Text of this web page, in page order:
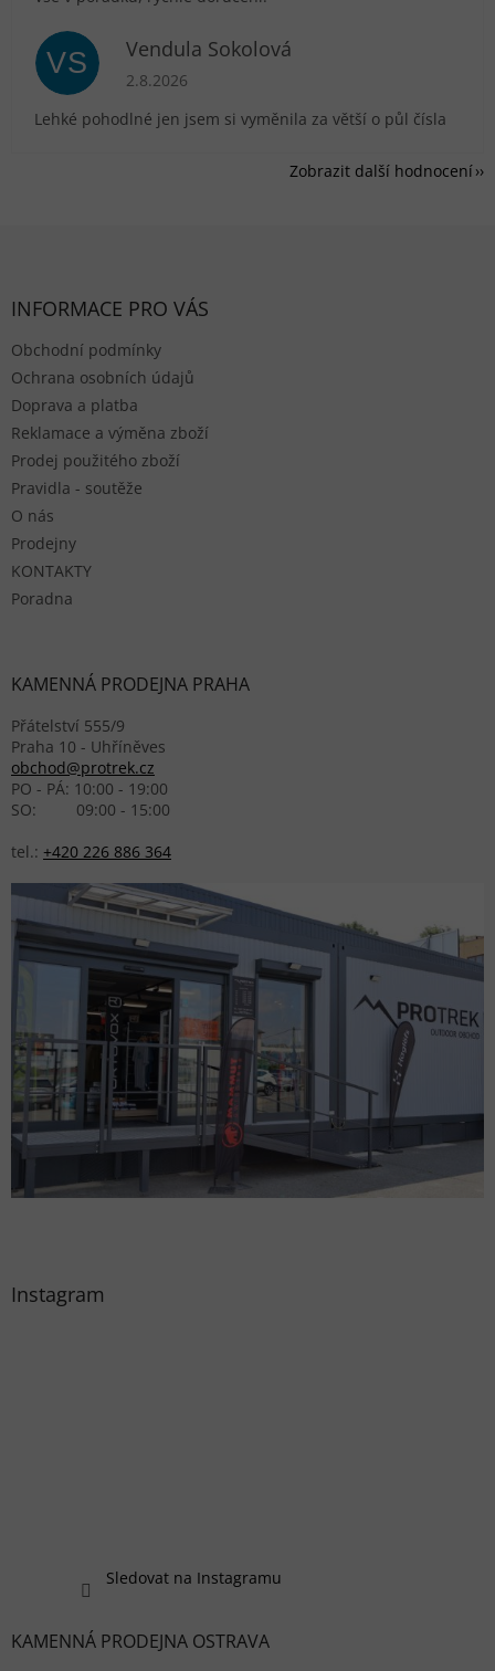
VS Vendula Sokolová
Hodnocení obchodu je 5 z 5 hvězdiček.
2.8.2026
Lehké pohodlné jen jsem si vyměnila za větší o půl čísla
Zobrazit další hodnocení
INFORMACE PRO VÁS
Obchodní podmínky
Ochrana osobních údajů
Doprava a platba
Reklamace a výměna zboží
Prodej použitého zboží
Pravidla - soutěže
O nás
Prodejny
KONTAKTY
Poradna
KAMENNÁ PRODEJNA PRAHA
Přátelství 555/9
Praha 10 - Uhříněves
obchod@protrek.cz
PO - PÁ: 10:00 - 19:00
SO: 09:00 - 15:00
tel.: +420 226 886 364
Instagram
Sledovat na Instagramu
KAMENNÁ PRODEJNA OSTRAVA